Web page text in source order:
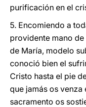
purificación en el
5. Encomiendo a
providente mano
de María, modelo
conoció bien el
Cristo hasta el pie
que jamás os
sacramento os